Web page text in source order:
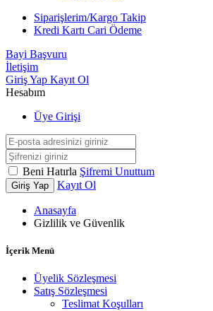
Siparişlerim/Kargo Takip
Kredi Kartı Cari Ödeme
Bayi Başvuru
İletişim
Giriş Yap Kayıt Ol
Hesabım
Üye Girişi
Beni Hatırla Şifremi Unuttum
Giriş Yap Kayıt Ol
Anasayfa
Gizlilik ve Güvenlik
İçerik Menü
Üyelik Sözleşmesi
Satış Sözleşmesi
Teslimat Koşulları